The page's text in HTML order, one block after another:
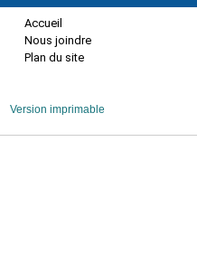
Accueil
Nous joindre
Plan du site
Version imprimable